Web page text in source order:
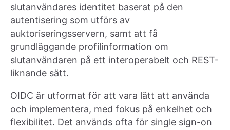
slutanvändares identitet baserat på den
autentisering som utförs av
auktoriseringsservern, samt att få
grundläggande profilinformation om
slutanvändaren på ett interoperabelt och REST-
liknande sätt.
OIDC är utformat för att vara lätt att använda
och implementera, med fokus på enkelhet och
flexibilitet. Det används ofta för single sign-on